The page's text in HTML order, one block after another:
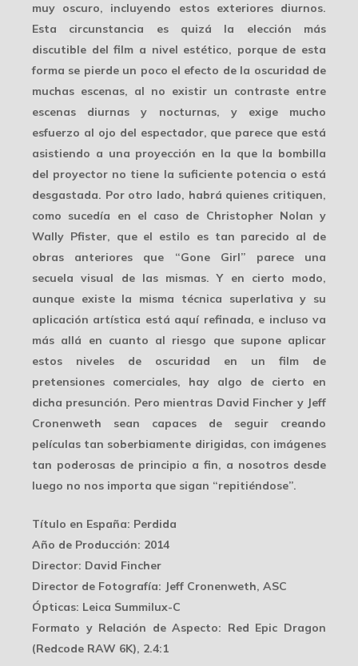
muy oscuro, incluyendo estos exteriores diurnos.
Esta circunstancia es quizá la elección más
discutible del film a nivel estético, porque de esta
forma se pierde un poco el efecto de la oscuridad de
muchas escenas, al no existir un contraste entre
escenas diurnas y nocturnas, y exige mucho
esfuerzo al ojo del espectador, que parece que está
asistiendo a una proyección en la que la bombilla
del proyector no tiene la suficiente potencia o está
desgastada. Por otro lado, habrá quienes critiquen,
como sucedía en el caso de Christopher Nolan y
Wally Pfister, que el estilo es tan parecido al de
obras anteriores que “Gone Girl” parece una
secuela visual de las mismas. Y en cierto modo,
aunque existe la misma técnica superlativa y su
aplicación artística está aquí refinada, e incluso va
más allá en cuanto al riesgo que supone aplicar
estos niveles de oscuridad en un film de
pretensiones comerciales, hay algo de cierto en
dicha presunción. Pero mientras David Fincher y Jeff
Cronenweth sean capaces de seguir creando
películas tan soberbiamente dirigidas, con imágenes
tan poderosas de principio a fin, a nosotros desde
luego no nos importa que sigan “repitiéndose”.
Título en España: Perdida
Año de Producción: 2014
Director: David Fincher
Director de Fotografía: Jeff Cronenweth, ASC
Ópticas: Leica Summilux-C
Formato y Relación de Aspecto: Red Epic Dragon
(Redcode RAW 6K), 2.4:1